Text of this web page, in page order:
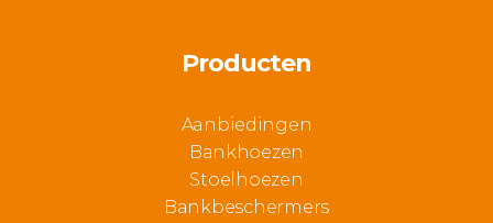
Producten
Aanbiedingen
Bankhoezen
Stoelhoezen
Bankbeschermers